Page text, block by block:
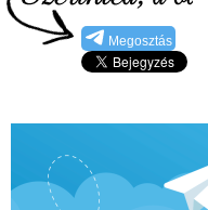
Megosztás